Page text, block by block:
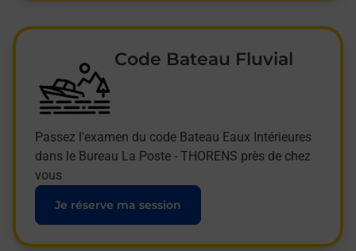
Code Bateau Fluvial
Passez l'examen du code Bateau Eaux Intérieures
dans le Bureau La Poste - THORENS près de chez
vous
Je réserve ma session